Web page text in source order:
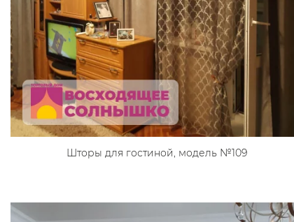
Шторы для гостиной, модель №109